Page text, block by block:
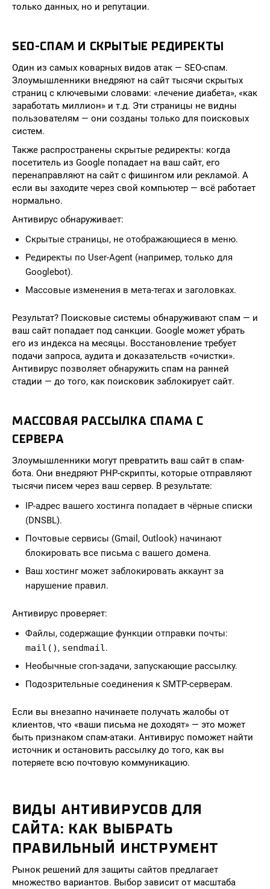
только данных, но и репутации.
SEO-СПАМ И СКРЫТЫЕ РЕДИРЕКТЫ
Один из самых коварных видов атак — SEO-спам.
Злоумышленники внедряют на сайт тысячи скрытых
страниц с ключевыми словами: «лечение диабета», «как
заработать миллион» и т.д. Эти страницы не видны
пользователям — они созданы только для поисковых
систем.
Также распространены скрытые редиректы: когда
посетитель из Google попадает на ваш сайт, его
перенаправляют на сайт с фишингом или рекламой. А
если вы заходите через свой компьютер — всё работает
нормально.
Антивирус обнаруживает:
Скрытые страницы, не отображающиеся в меню.
Редиректы по User-Agent (например, только для
Googlebot).
Массовые изменения в мета-тегах и заголовках.
Результат? Поисковые системы обнаруживают спам — и
ваш сайт попадает под санкции. Google может убрать
его из индекса на месяцы. Восстановление требует
подачи запроса, аудита и доказательств «очистки».
Антивирус позволяет обнаружить спам на ранней
стадии — до того, как поисковик заблокирует сайт.
МАССОВАЯ РАССЫЛКА СПАМА С
СЕРВЕРА
Злоумышленники могут превратить ваш сайт в спам-
бота. Они внедряют PHP-скрипты, которые отправляют
тысячи писем через ваш сервер. В результате:
IP-адрес вашего хостинга попадает в чёрные списки
(DNSBL).
Почтовые сервисы (Gmail, Outlook) начинают
блокировать все письма с вашего домена.
Ваш хостинг может заблокировать аккаунт за
нарушение правил.
Антивирус проверяет:
Файлы, содержащие функции отправки почты:
mail() , sendmail.
Необычные cron-задачи, запускающие рассылку.
Подозрительные соединения к SMTP-серверам.
Если вы внезапно начинаете получать жалобы от
клиентов, что «ваши письма не доходят» — это может
быть признаком спам-атаки. Антивирус поможет найти
источник и остановить рассылку до того, как вы
потеряете всю почтовую коммуникацию.
ВИДЫ АНТИВИРУСОВ ДЛЯ
САЙТА: КАК ВЫБРАТЬ
ПРАВИЛЬНЫЙ ИНСТРУМЕНТ
Рынок решений для защиты сайтов предлагает
множество вариантов. Выбор зависит от масштаба